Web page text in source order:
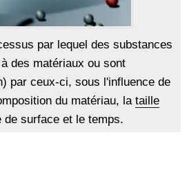
par lequel des substances
des matériaux ou sont
par ceux-ci, sous l'influence de
du matériau, la taille
de surface et le temps.